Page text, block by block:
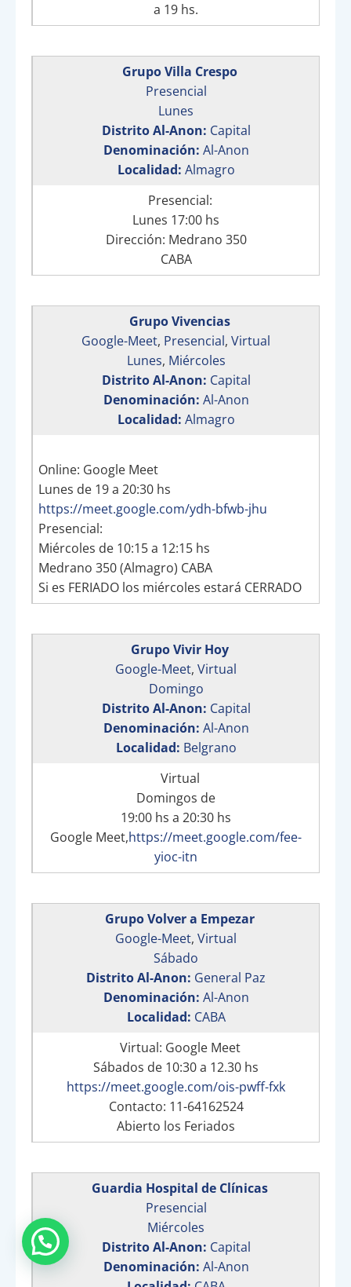
a 19 hs.
Grupo Villa Crespo
Presencial
Lunes
Distrito Al-Anon: Capital
Denominación: Al-Anon
Localidad: Almagro
Presencial:
Lunes 17:00 hs
Dirección: Medrano 350
CABA
Grupo Vivencias
Google-Meet, Presencial, Virtual
Lunes, Miércoles
Distrito Al-Anon: Capital
Denominación: Al-Anon
Localidad: Almagro
Online: Google Meet
Lunes de 19 a 20:30 hs
https://meet.google.com/ydh-bfwb-jhu
Presencial:
Miércoles de 10:15 a 12:15 hs
Medrano 350 (Almagro) CABA
Si es FERIADO los miércoles estará CERRADO
Grupo Vivir Hoy
Google-Meet, Virtual
Domingo
Distrito Al-Anon: Capital
Denominación: Al-Anon
Localidad: Belgrano
Virtual
Domingos de
19:00 hs a 20:30 hs
Google Meet,https://meet.google.com/fee-
yioc-itn
Grupo Volver a Empezar
Google-Meet, Virtual
Sábado
Distrito Al-Anon: General Paz
Denominación: Al-Anon
Localidad: CABA
Virtual: Google Meet
Sábados de 10:30 a 12.30 hs
https://meet.google.com/ois-pwff-fxk
Contacto: 11-64162524
Abierto los Feriados
Guardia Hospital de Clínicas
Presencial
Miércoles
Distrito Al-Anon: Capital
Denominación: Al-Anon